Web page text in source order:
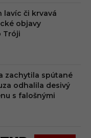
lavíc či krvavá
objavy
Tróji
zachytila spútané
odhalila desivý
s falošnými